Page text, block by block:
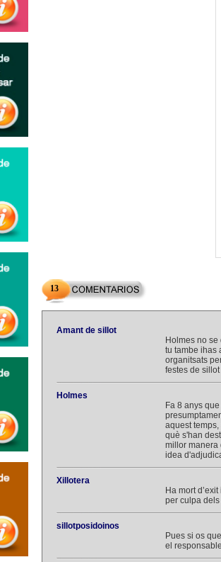
13
Amant de sillot
Holmes no
tu tambe ihas
organitsats
festes de
Holmes
Fa 8 anys
aquest
què s'han
millor manera
idea
Xillotera
Ha mort
per culpa
sillotposidoinos
Pues si os
el